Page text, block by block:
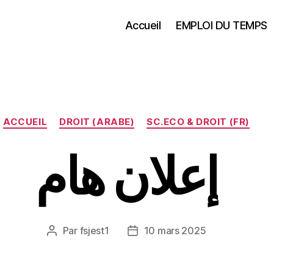
Accueil EMPLOI DU TEMPS
Catégories
ACCUEIL DROIT (ARABE) SC.ECO & DROIT (FR)
إعلان هام
Auteur
Par fsjest1
Date10 mars 2025